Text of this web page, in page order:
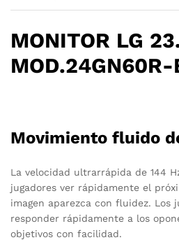
MONITOR LG
MOD.24GN60R-
Movimiento fluido
La velocidad ultrarrápida de 144
jugadores ver rápidamente el
imagen aparezca con fluidez. Los
responder rápidamente a los
objetivos con facilidad.